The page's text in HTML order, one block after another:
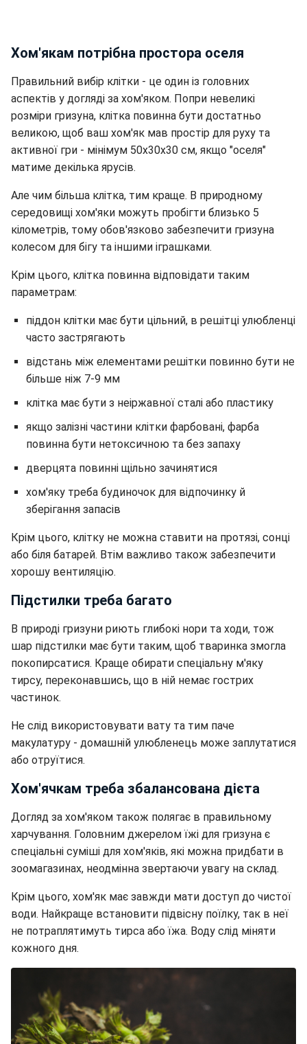
Хом'якам потрібна простора оселя
Правильний вибір клітки - це один із головних
аспектів у догляді за хом'яком. Попри невеликі
розміри гризуна, клітка повинна бути достатньо
великою, щоб ваш хом'як мав простір для руху та
активної гри - мінімум 50x30x30 см, якщо "оселя"
матиме декілька ярусів.
Але чим більша клітка, тим краще. В природному
середовищі хом'яки можуть пробігти близько 5
кілометрів, тому обов'язково забезпечити гризуна
колесом для бігу та іншими іграшками.
Крім цього, клітка повинна відповідати таким
параметрам:
піддон клітки має бути цільний, в решітці улюбленці
часто застрягають
відстань між елементами решітки повинно бути не
більше ніж 7-9 мм
клітка має бути з неіржавної сталі або пластику
якщо залізні частини клітки фарбовані, фарба
повинна бути нетоксичною та без запаху
дверцята повинні щільно зачинятися
хом'яку треба будиночок для відпочинку й
зберігання запасів
Крім цього, клітку не можна ставити на протязі, сонці
або біля батарей. Втім важливо також забезпечити
хорошу вентиляцію.
Підстилки треба багато
В природі гризуни риють глибокі нори та ходи, тож
шар підстилки має бути таким, щоб тваринка змогла
покопирсатися. Краще обирати спеціальну м'яку
тирсу, переконавшись, що в ній немає гострих
частинок.
Не слід використовувати вату та тим паче
макулатуру - домашній улюбленець може заплутатися
або отруїтися.
Хом'ячкам треба збалансована дієта
Догляд за хом'яком також полягає в правильному
харчування. Головним джерелом їжі для гризуна є
спеціальні суміші для хом'яків, які можна придбати в
зоомагазинах, неодмінна звертаючи увагу на склад.
Крім цього, хом'як має завжди мати доступ до чистої
води. Найкраще встановити підвісну поїлку, так в неї
не потраплятимуть тирса або їжа. Воду слід міняти
кожного дня.